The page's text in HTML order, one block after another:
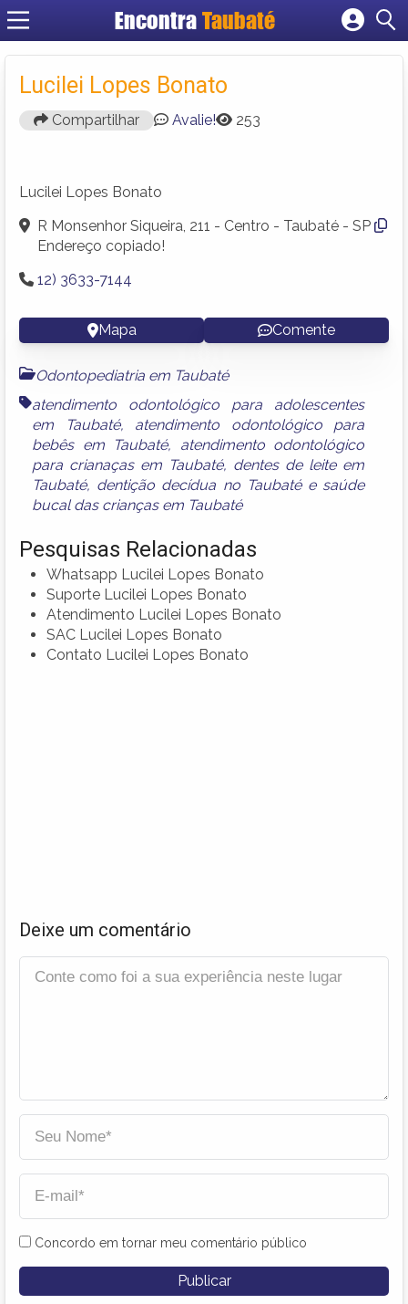
EncontraTaubaté
Cadastrar empresa
Criar conta
Lucilei Lopes Bonato
Compartilhar Avalie! 253
Lucilei Lopes Bonato
R Monsenhor Siqueira, 211 - Centro - Taubaté - SP
Endereço copiado!
12) 3633-7144
Mapa Comente
Odontopediatria em Taubaté
atendimento odontológico para adolescentes
em Taubaté, atendimento odontológico para
bebês em Taubaté, atendimento odontológico
para crianaças em Taubaté, dentes de leite em
Taubaté, dentição decídua no Taubatée saúde
bucal das crianças em Taubaté
Pesquisas Relacionadas
Whatsapp Lucilei Lopes Bonato
Suporte Lucilei Lopes Bonato
Atendimento Lucilei Lopes Bonato
SAC Lucilei Lopes Bonato
Contato Lucilei Lopes Bonato
Deixe um comentário
Concordo em tornar meu comentário público